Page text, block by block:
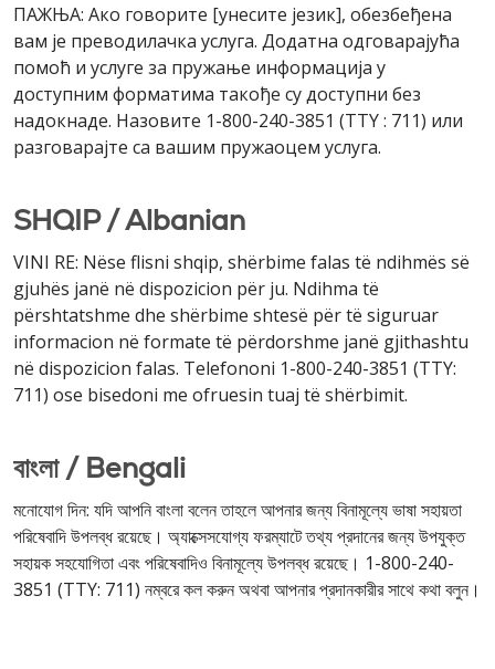
ПАЖЊА: Ако говорите [унесите језик], обезбеђена
вам је преводилачка услуга. Додатна одговарајућа
помоћ и услуге за пружање информација у
доступним форматима такође су доступни без
надокнаде. Назовите 1-800-240-3851 (TTY : 711) или
разговарајте са вашим пружаоцем услуга.
SHQIP / Albanian
VINI RE: Nëse flisni shqip, shërbime falas të ndihmës së
gjuhës janë në dispozicion për ju. Ndihma të
përshtatshme dhe shërbime shtesë për të siguruar
informacion në formate të përdorshme janë gjithashtu
në dispozicion falas. Telefononi 1-800-240-3851 (TTY:
711) ose bisedoni me ofruesin tuaj të shërbimit.
বাংলা / Bengali
মনোযোগ দিন: যদি আপনি বাংলা বলেন তাহলে আপনার জন্য বিনামূল্যে ভাষা সহায়তা
পরিষেবাদি উপলব্ধ রয়েছে। অ্যাক্সেসযোগ্য ফরম্যাটে তথ্য প্রদানের জন্য উপযুক্ত
সহায়ক সহযোগিতা এবং পরিষেবাদিও বিনামূল্যে উপলব্ধ রয়েছে। 1-800-240-
3851 (TTY: 711) নম্বরে কল করুন অথবা আপনার প্রদানকারীর সাথে কথা বলুন।